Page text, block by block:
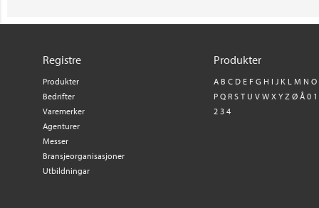
Registre
Produkter
Bedrifter
Varemerker
Agenturer
Messer
Bransjeorganisasjoner
Utbildningar
Produkter
A B C D E F G H I J K L M N O
P Q R S T U V W X Y Z Ø Å 0 1
2 3 4